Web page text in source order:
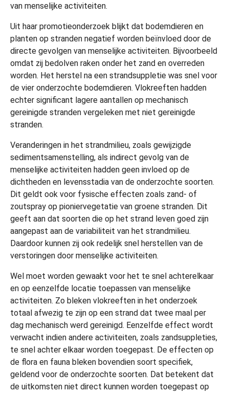
van menselijke activiteiten.
Uit haar promotieonderzoek blijkt dat bodemdieren en
planten op stranden negatief worden beïnvloed door de
directe gevolgen van menselijke activiteiten. Bijvoorbeeld
omdat zij bedolven raken onder het zand en overreden
worden. Het herstel na een strandsuppletie was snel voor
de vier onderzochte bodemdieren. Vlokreeften hadden
echter significant lagere aantallen op mechanisch
gereinigde stranden vergeleken met niet gereinigde
stranden.
Veranderingen in het strandmilieu, zoals gewijzigde
sedimentsamenstelling, als indirect gevolg van de
menselijke activiteiten hadden geen invloed op de
dichtheden en levensstadia van de onderzochte soorten.
Dit geldt ook voor fysische effecten zoals zand- of
zoutspray op pioniervegetatie van groene stranden. Dit
geeft aan dat soorten die op het strand leven goed zijn
aangepast aan de variabiliteit van het strandmilieu.
Daardoor kunnen zij ook redelijk snel herstellen van de
verstoringen door menselijke activiteiten.
Wel moet worden gewaakt voor het te snel achterelkaar
en op eenzelfde locatie toepassen van menselijke
activiteiten. Zo bleken vlokreeften in het onderzoek
totaal afwezig te zijn op een strand dat twee maal per
dag mechanisch werd gereinigd. Eenzelfde effect wordt
verwacht indien andere activiteiten, zoals zandsuppleties,
te snel achter elkaar worden toegepast. De effecten op
de flora en fauna bleken bovendien soort specifiek,
geldend voor de onderzochte soorten. Dat betekent dat
de uitkomsten niet direct kunnen worden toegepast op